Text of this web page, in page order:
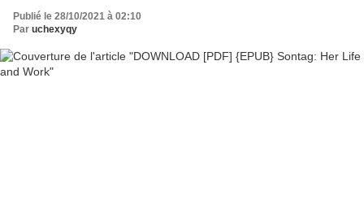
Publié le 28/10/2021 à 02:10
Par uchexyqy